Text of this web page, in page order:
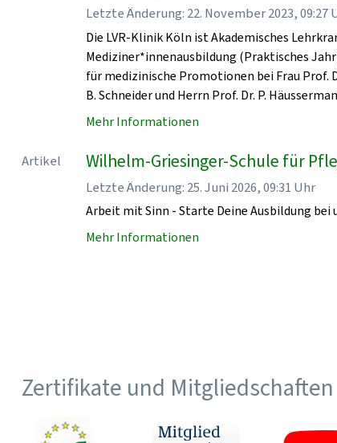
Letzte Änderung: 22. November 2023, 09:27
Die LVR-Klinik Köln ist Akademisches
Mediziner*innenausbildung (Praktisches
für medizinische Promotionen bei Frau Prof.
B. Schneider und Herrn Prof. Dr. P.
Mehr Informationen
Artikel Wilhelm-Griesinger-Schule für
Letzte Änderung: 25. Juni 2026, 09:31 Uhr
Arbeit mit Sinn - Starte Deine Ausbildung bei
Mehr Informationen
Zertifikate und Mitgliedschaften